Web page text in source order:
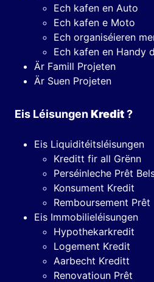
Ech kafen en Auto
Ech kafen e Moto
Ech organiséieren
Ech kafen en Handy
Är Famill Projeten
Är Suen Projeten
Eis LéisungenKredit?
Eis Liquiditéitsléisungen
Kreditt fir all Grënn
Perséinleche Prêt
Konsument Kredit
Remboursement Prêt
Eis Immobilieléisungen
Hypothekarkredit
Logement Kredit
Aarbecht Kreditt
Renovatioun Prêt